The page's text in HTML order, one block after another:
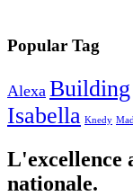
Popular Tag
Alexa Building
Isabella Knedy
L'excellence
nationale.